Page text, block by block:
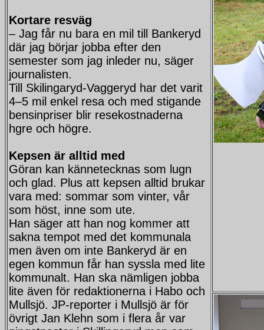
Kortare resväg
– Jag får nu bara en mil till Bankeryd
där jag börjar jobba efter den
semester som jag inleder nu, säger
journalisten.
Till Skilingaryd-Vaggeryd har det varit
4–5 mil enkel resa och med stigande
bensinpriser blir resekostnaderna
hgre och högre.
Kepsen är alltid med
Göran kan kännetecknas som lugn
och glad. Plus att kepsen alltid brukar
vara med: sommar som vinter, vår
som höst, inne som ute.
Han säger att han nog kommer att
sakna tempot med det kommunala
men även om inte Bankeryd är en
egen kommun får han syssla med lite
kommunalt. Han ska nämligen jobba
lite även för redaktionerna i Habo och
Mullsjö. JP-reporter i Mullsjö är för
övrigt Jan Klehn som i flera år var